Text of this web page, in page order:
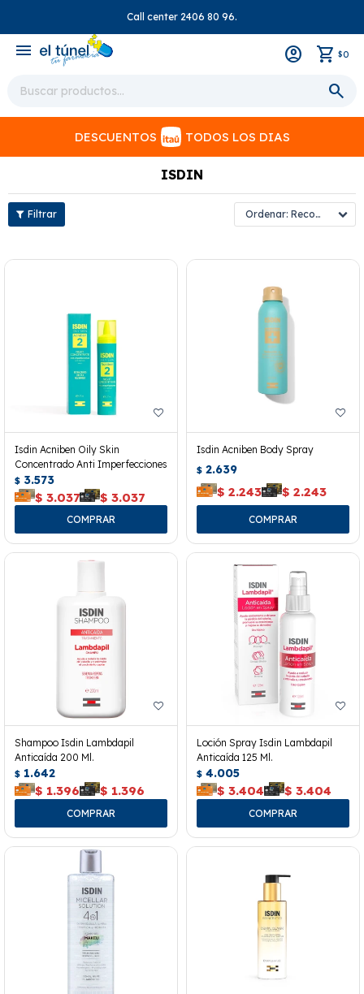
Call center 2406 80 96.
menu $0
DESCUENTOS TODOS LOS DIAS
ISDIN
Recomendados
Isdin Acniben Oily Skin
Concentrado Anti Imperfecciones
$ 3.573
$ 3.037 $ 3.037
Isdin Acniben Body Spray
$ 2.639
$ 2.243 $ 2.243
Shampoo Isdin Lambdapil
Anticaída 200 Ml.
$ 1.642
$ 1.396 $ 1.396
Loción Spray Isdin Lambdapil
Anticaída 125 Ml.
$ 4.005
$ 3.404 $ 3.404
close